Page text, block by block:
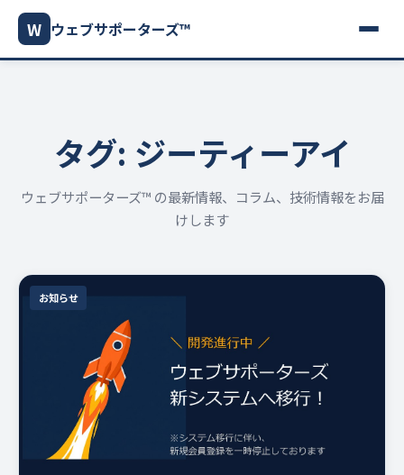
W ウェブサポーターズ™
タグ: ジーティーアイ
ウェブサポーターズ™ の最新情報、コラム、技術情報をお届
けします
お知らせ